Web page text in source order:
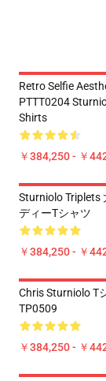
Retro Selfie
PTTT0204
Shirts
￥384,250 - ￥
Sturniolo Triplets
ディーTシャツ
￥384,250 - ￥
Chris Sturniolo T
TP0509
￥384,250 - ￥